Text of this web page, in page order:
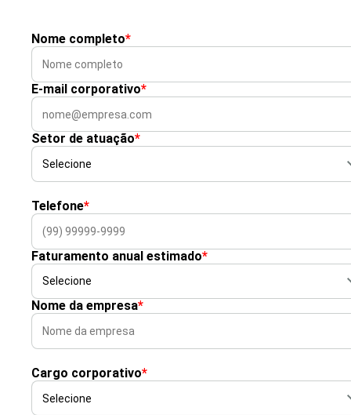
Nome completo*
E-mail corporativo*
Setor de atuação*
Telefone*
Faturamento anual estimado*
Nome da empresa*
Cargo corporativo*